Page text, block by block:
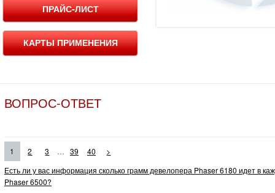
ПРАЙС-ЛИСТ
КАРТЫ ПРИМЕНЕНИЯ
ВОПРОС-ОТВЕТ
1 2 3 ... 39 40
>
Есть ли у вас информация сколько грамм девелопера Phaser 6180 идет в
Phaser 6500?